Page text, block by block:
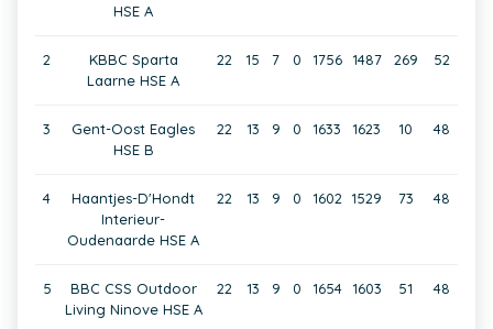
HSE A
2
KBBC Sparta
Laarne HSE A
22 15 7 0 1756 1487 269 52
3
Gent-Oost Eagles
HSE B
22 13 9 0 1633 1623 10 48
4
Haantjes-D'Hondt
Interieur-
Oudenaarde HSE A
22 13 9 0 1602 1529 73 48
5
BBC CSS Outdoor
Living Ninove HSE A
22 13 9 0 1654 1603 51 48